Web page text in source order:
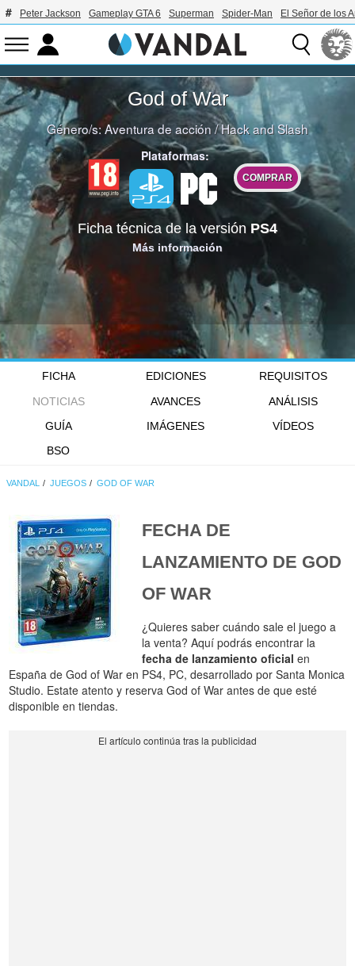
Peter Jackson Gameplay GTA 6 Superman Spider-Man El Señor de los
God of War
Género/s:Aventura de acción/Hack and Slash
Plataformas:
COMPRAR
Ficha técnica de la versión PS4
Más información
FICHA EDICIONES
REQUISITOS
NOTICIAS
AVANCES
ANÁLISIS
GUÍA
IMÁGENES
VÍDEOS
BSO
VANDAL JUEGOS GOD OF WAR
FECHA DE
LANZAMIENTO DE GOD
OF WAR
¿Quieres saber cuándo sale el juego a
la venta? Aquí podrás encontrar la
fecha de lanzamiento oficial en
España de God of War en PS4, PC, desarrollado por Santa Monica
Studio. Estate atento y reserva God of War antes de que esté
disponible en tiendas.